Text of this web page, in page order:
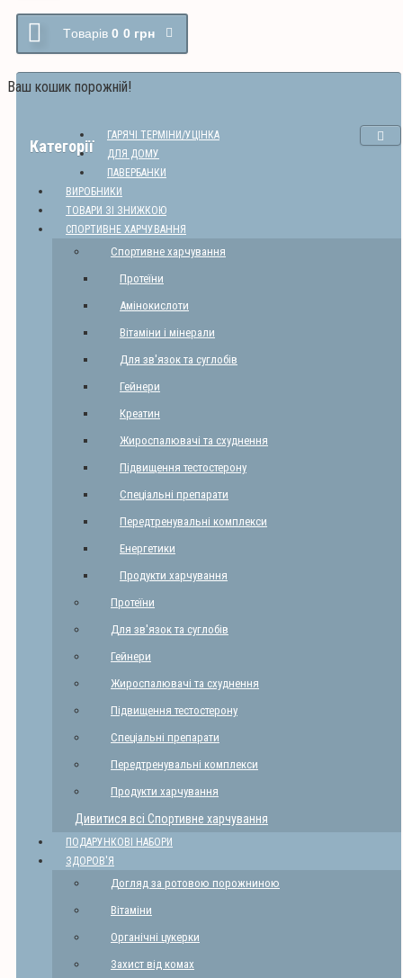
Tоварів 0 0 грн
Ваш кошик порожній!
Категорії
ГАРЯЧІ ТЕРМІНИ/УЦІНКА
ДЛЯ ДОМУ
ПАВЕРБАНКИ
ВИРОБНИКИ
ТОВАРИ ЗІ ЗНИЖКОЮ
СПОРТИВНЕ ХАРЧУВАННЯ
Спортивне харчування
Протеїни
Амінокислоти
Вітаміни і мінерали
Для зв'язок та суглобів
Гейнери
Креатин
Жироспалювачі та схуднення
Підвищення тестостерону
Спеціальні препарати
Передтренувальні комплекси
Енергетики
Продукти харчування
Протеїни
Для зв'язок та суглобів
Гейнери
Жироспалювачі та схуднення
Підвищення тестостерону
Спеціальні препарати
Передтренувальні комплекси
Продукти харчування
Дивитися всі Спортивне харчування
ПОДАРУНКОВІ НАБОРИ
ЗДОРОВ'Я
Догляд за ротовою порожниною
Вітаміни
Органічні цукерки
Захист від комах